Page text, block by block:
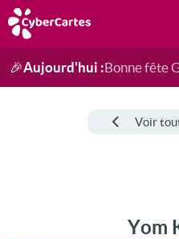
Anniversaire
Fête du jour
Amour
Amitié
Merci
Toutes les cartes
🎉Aujourd'hui :Bonne fête
Voir
Yom